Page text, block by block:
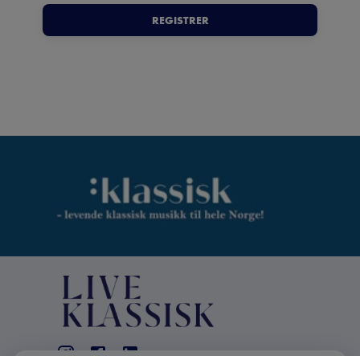
REGISTRER